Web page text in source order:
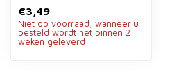
7,5×2,5 cm voor kna...
€3,49
Niet op voorraad, wanneer u
besteld wordt het binnen 2
weken geleverd